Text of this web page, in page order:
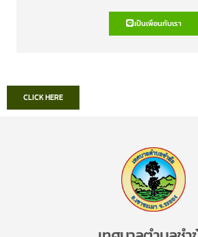
เป็นเพื่อนกับเรา
CLICK HERE